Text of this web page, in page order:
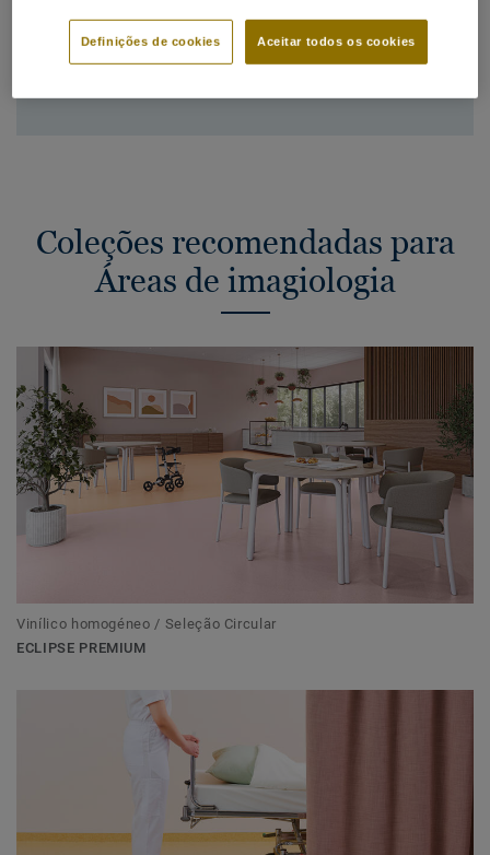
Fácil limpeza e manutenção
Resistente a cargas pesadas
Coleções recomendadas para
Áreas de imagiologia
Vinílico homogéneo / Seleção Circular
ECLIPSE PREMIUM
Aceitar todos os cookies
Definições de cookies